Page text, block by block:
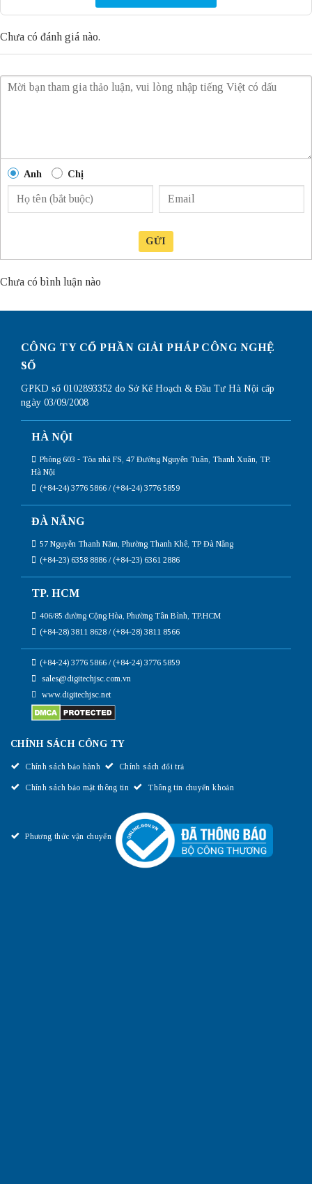
Chưa có đánh giá nào.
Anh Chị
GỬI
Chưa có bình luận nào
CÔNG TY CỔ PHẦN GIẢI PHÁP CÔNG NGHỆ
SỐ
GPKD số 0102893352 do Sở Kế Hoạch & Đầu Tư Hà Nội cấp
ngày 03/09/2008
HÀ NỘI
Phòng 603 - Tòa nhà FS, 47 Đường Nguyễn Tuân, Thanh Xuân, TP.
Hà Nội
(+84-24) 3776 5866 / (+84-24) 3776 5859
ĐÀ NẴNG
57 Nguyễn Thanh Năm, Phường Thanh Khê, TP Đà Nẵng
(+84-23) 6358 8886 / (+84-23) 6361 2886
TP. HCM
406/85 đường Cộng Hòa, Phường Tân Bình, TP.HCM
(+84-28) 3811 8628 / (+84-28) 3811 8566
(+84-24) 3776 5866 / (+84-24) 3776 5859
sales@digitechjsc.com.vn
www.digitechjsc.net
CHÍNH SÁCH CÔNG TY
Chính sách bảo hành Chính sách đổi trả
Chính sách bảo mật thông tin Thông tin chuyển khoản
Phương thức vận chuyển